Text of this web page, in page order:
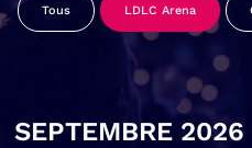
Tous LDLC Arena
SEPTEMBRE 2026